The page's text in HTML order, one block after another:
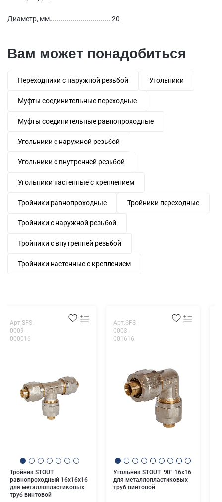
Диаметр, мм 20
Вам может понадобиться
Переходники с наружной резьбой Угольники
Муфты соединительные переходные
Муфты соединительные равнопроходные
Угольники с наружной резьбой
Угольники с внутренней резьбой
Угольники настенные с креплением
Тройники равнопроходные Тройники переходные
Тройники с наружной резьбой
Тройники с внутренней резьбой
Тройники настенные с креплением
Арт.SFS-
0009-
000016
Тройник STOUT
равнопроходный 16х16х16
для металлопластиковых
труб винтовой
Арт.SFS-
0003-
001616
Угольник STOUT 90° 16х16
для металлопластиковых
труб винтовой